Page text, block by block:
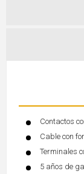
Contactos
Cable con
Terminales
5 años de